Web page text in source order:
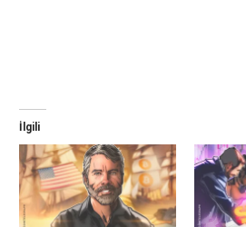
İlgili